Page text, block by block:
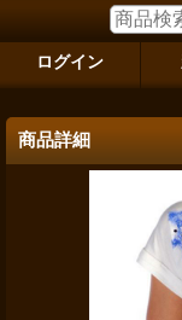
ログイン
商品詳細